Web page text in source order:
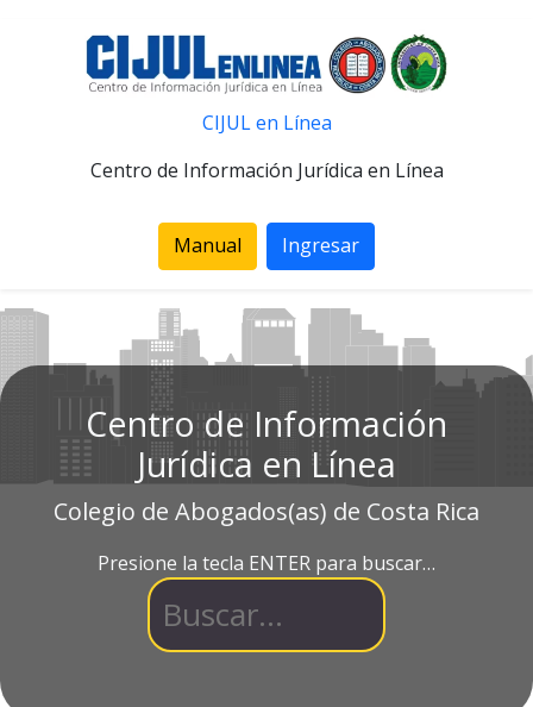
CIJUL en Línea
Centro de Información Jurídica en Línea
Manual Ingresar
Centro de Información
Jurídica en Línea
Colegio de Abogados(as) de Costa Rica
Presione la tecla ENTER para buscar…